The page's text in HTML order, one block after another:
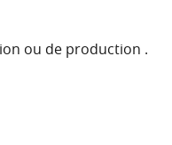
ou de production .